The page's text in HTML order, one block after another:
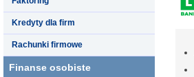
Kredyty dla firm
Rachunki firmowe
Finanse osobiste